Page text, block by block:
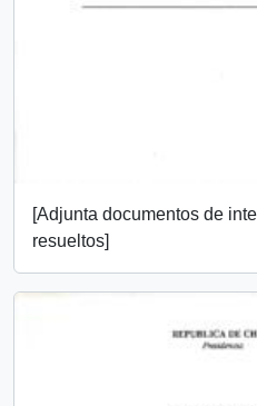
[Adjunta documentos de
resueltos]